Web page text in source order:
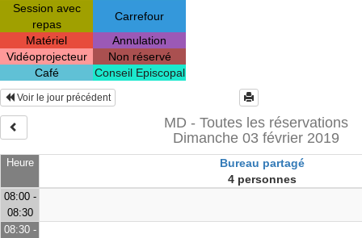
Session avec
repas
Carrefour
Matériel
Annulation
Vidéoprojecteur
Non réservé
Café
Conseil Episcopal
Heure
Bureau partagé
4 personnes
Voir le jour précédent
MD - Toutes les réservations
Dimanche 03 février 2019
08:00 -
08:30
08:30 -